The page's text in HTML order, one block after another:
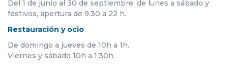
Del 1 de junio al 30 de septiembre: de lunes a sábado y
festivos, apertura de 9.30 a 22 h.
Restauración y ocio
De domingo a jueves de 10h a 1h.
Viernes y sábado 10h a 1.30h.